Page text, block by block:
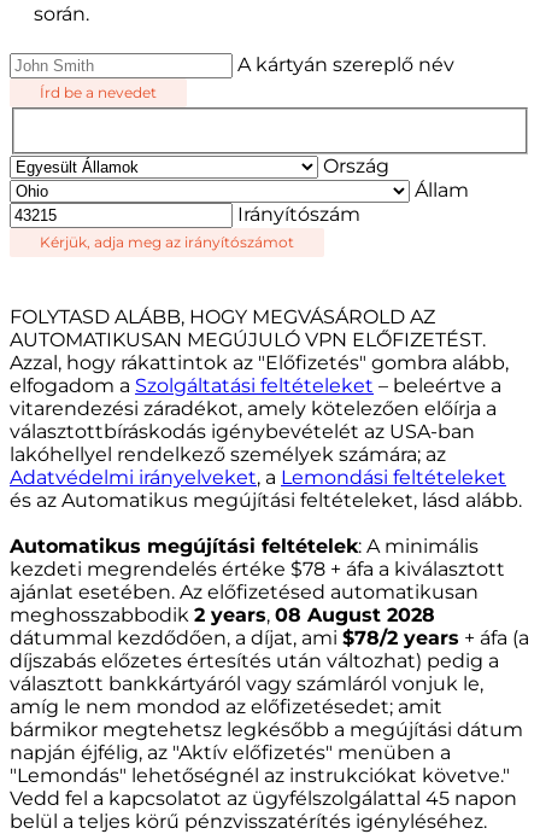
során.
A kártyán szereplő név
Írd be a nevedet
Ország
Állam
Irányítószám
Kérjük, adja meg az irányítószámot
FOLYTASD ALÁBB, HOGY MEGVÁSÁROLD AZ
AUTOMATIKUSAN MEGÚJULÓ VPN ELŐFIZETÉST.
Azzal, hogy rákattintok az "Előfizetés" gombra alább,
elfogadom a Szolgáltatási feltételeket – beleértve a
vitarendezési záradékot, amely kötelezően előírja a
választottbíráskodás igénybevételét az USA-ban
lakóhellyel rendelkező személyek számára; az
Adatvédelmi irányelveket, a Lemondási feltételeket
és az Automatikus megújítási feltételeket, lásd alább.
Automatikus megújítási feltételek: A minimális
kezdeti megrendelés értéke $78 + áfa a kiválasztott
ajánlat esetében. Az előfizetésed automatikusan
meghosszabbodik 2 years, 08 August 2028
dátummal kezdődően, a díjat, ami $78/2 years + áfa (a
díjszabás előzetes értesítés után változhat) pedig a
választott bankkártyáról vagy számláról vonjuk le,
amíg le nem mondod az előfizetésedet; amit
bármikor megtehetsz legkésőbb a megújítási dátum
napján éjfélig, az "Aktív előfizetés" menüben a
"Lemondás" lehetőségnél az instrukciókat követve."
Vedd fel a kapcsolatot az ügyfélszolgálattal 45 napon
belül a teljes körű pénzvisszatérítés igényléséhez.